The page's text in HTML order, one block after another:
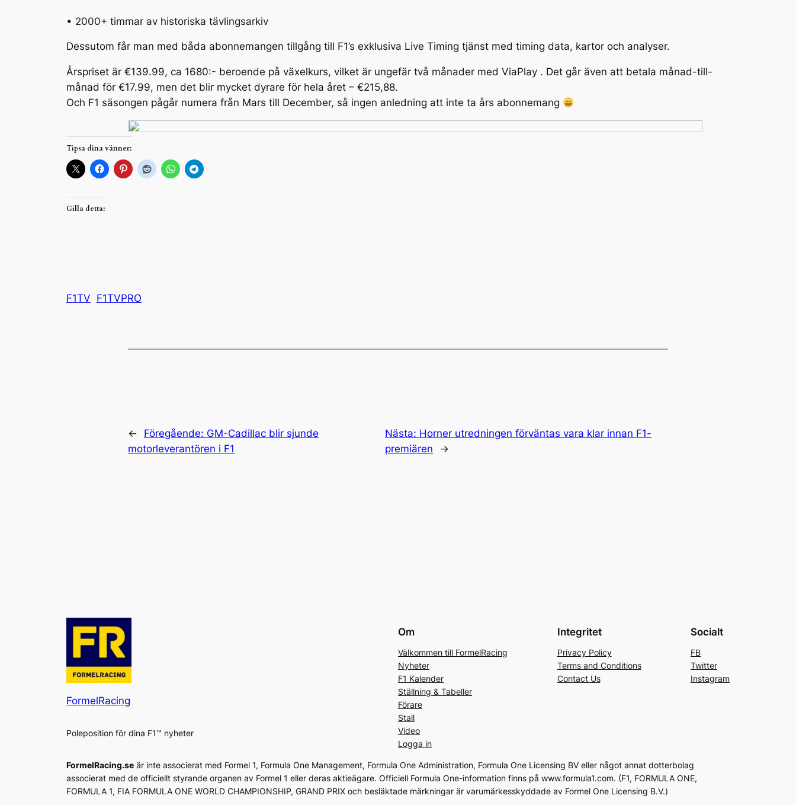
• 2000+ timmar av historiska tävlingsarkiv
Dessutom får man med båda abonnemangen tillgång till F1’s exklusiva Live Timing tjänst med timing data, kartor och analyser.
Årspriset är €139.99, ca 1680:- beroende på växelkurs, vilket är ungefär två månader med ViaPlay . Det går även att betala månad-till-
månad för €17.99, men det blir mycket dyrare för hela året – €215,88.
Och F1 säsongen pågår numera från Mars till December, så ingen anledning att inte ta års abonnemang
Tipsa dina vänner:
Gilla detta:
F1TV F1TVPRO
← Föregående: GM-Cadillac blir sjunde
motorleverantören i F1
Nästa: Horner utredningen förväntas vara klar innan F1-
premiären
→
FormelRacing
Poleposition för dina F1™ nyheter
Om
Välkommen till FormelRacing
Nyheter
F1 Kalender
Ställning & Tabeller
Förare
Stall
Video
Logga in
Integritet
Privacy Policy
Terms and Conditions
Contact Us
Socialt
FB
Twitter
Instagram
FormelRacing.se är inte associerat med Formel 1, Formula One Management, Formula One Administration, Formula One Licensing BV eller något annat dotterbolag
associerat med de officiellt styrande organen av Formel 1 eller deras aktieägare. Officiell Formula One-information finns på www.formula1.com. (F1, FORMULA ONE,
FORMULA 1, FIA FORMULA ONE WORLD CHAMPIONSHIP, GRAND PRIX och besläktade märkningar är varumärkesskyddade av Formel One Licensing B.V.)